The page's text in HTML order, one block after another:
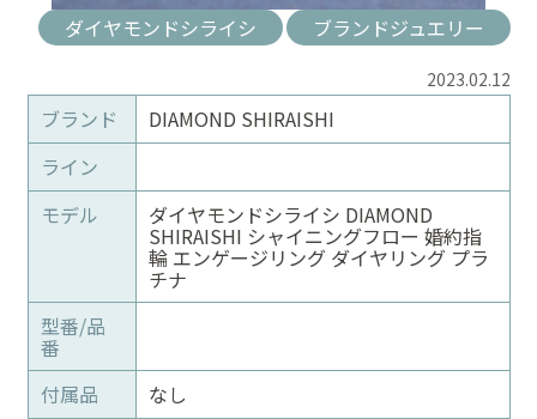
ダイヤモンドシライシ ブランドジュエリー
2023.02.12
ブランド
DIAMOND SHIRAISHI
ライン
モデル
ダイヤモンドシライシ DIAMOND
SHIRAISHI シャイニングフロー 婚約指
輪 エンゲージリング ダイヤリング プラ
チナ
型番/品
番
付属品
なし